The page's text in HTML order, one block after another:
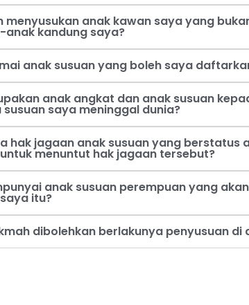
menyusukan anak kawan saya yang
anak kandung saya?
anak susuan yang boleh saya
anak angkat dan anak susuan
susuan saya meninggal dunia?
hak jagaan anak susuan yang
menuntut hak jagaan tersebut?
anak susuan perempuan yang
itu?
dibolehkan berlakunya penyusuan di